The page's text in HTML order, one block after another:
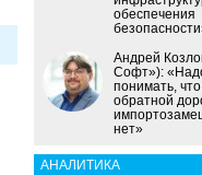
обеспечения
Андрей
Софт»):
понимать, что
обратной
нет»
АНАЛИТИКА